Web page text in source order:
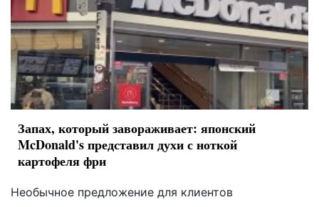
Запах, который завораживает: японский
McDonald's представил духи с ноткой
картофеля фри
Необычное предложение для клиентов